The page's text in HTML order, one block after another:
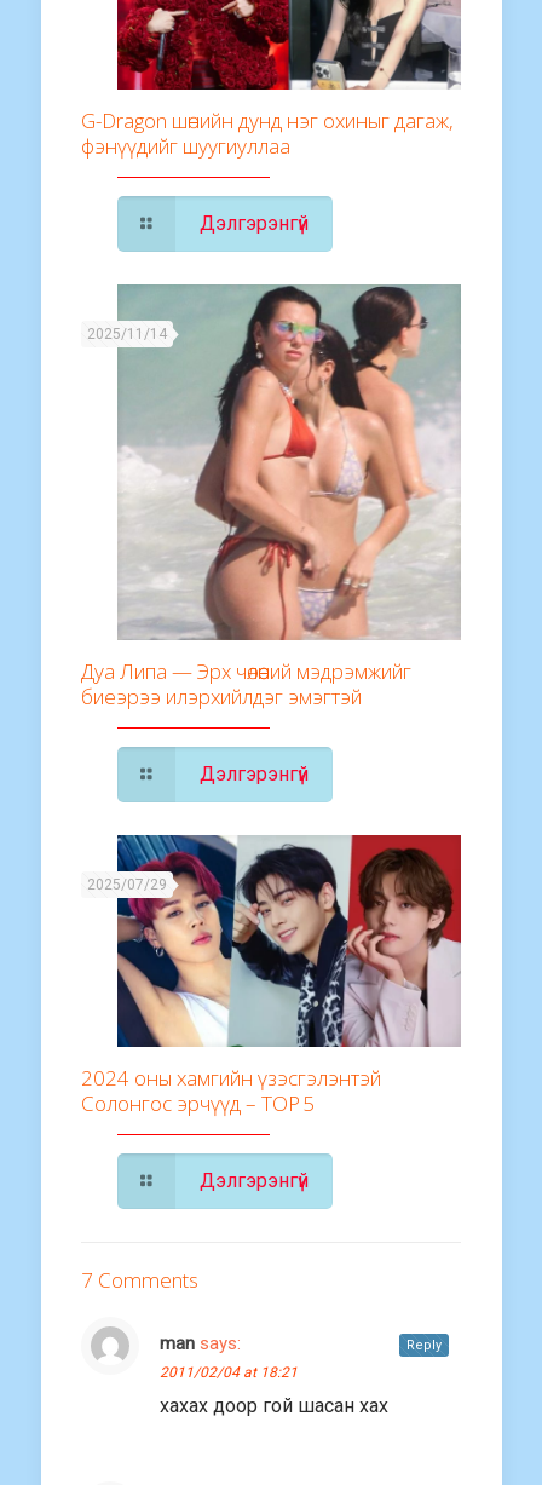
G-Dragon шөнийн дунд нэг охиныг дагаж,
фэнүүдийг шуугиуллаа
Дэлгэрэнгүй
2025/11/14
Дуа Липа — Эрх чөлөөний мэдрэмжийг
биеэрээ илэрхийлдэг эмэгтэй
Дэлгэрэнгүй
2025/07/29
2024 оны хамгийн үзэсгэлэнтэй
Солонгос эрчүүд – TOP 5
Дэлгэрэнгүй
7 Comments
man says:
2011/02/04 at 18:21
хахах доор гой шасан хах
Reply